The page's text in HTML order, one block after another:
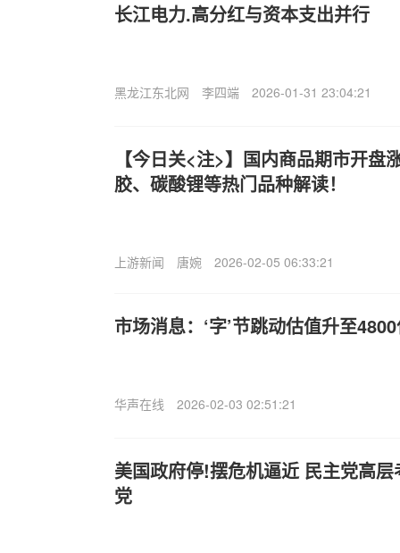
长江电力.高分红与资本支出并行
黑龙江东北网 李四端 2026-01-31 23:04:21
【今日关<注>】国内商品期市开盘
胶、碳酸锂等热门品种解读！
上游新闻 唐婉 2026-02-05 06:33:21
市场消息：‘字’节跳动估值升至
华声在线 2026-02-03 02:51:21
美国政府停!摆危机逼近 民主党高
党